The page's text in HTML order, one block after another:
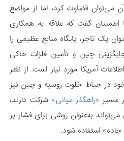
قضاوت کرد، اما از مواضع
اطمینان گفت که علاقه به همکاری
یک تاجر، پایگاه منابع عظیمی را
چین و تأمین فلزات خاکی
آمریکا مورد نیاز است. از نظر
در حیاط خلوت روسیه و چین نیز
مسیر «راهگذر میانی» شرکت دارند،
می‌تواند به‌عنوان روشی برای فشار بر
استفاده شود.